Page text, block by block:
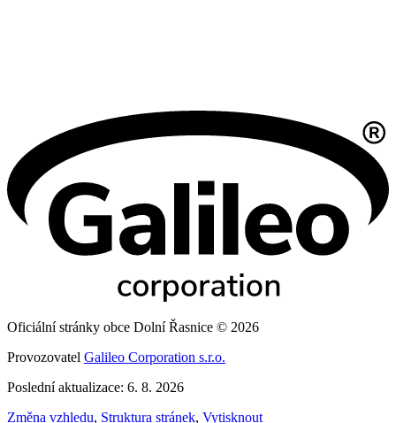
Oficiální stránky obce Dolní Řasnice © 2026
Provozovatel Galileo Corporation s.r.o.
Poslední aktualizace: 6. 8. 2026
Změna vzhledu, Struktura stránek, Vytisknout